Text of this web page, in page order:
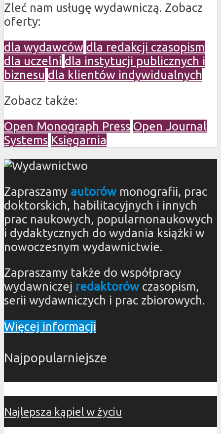
Zleć nam usługę wydawniczą. Zobacz
oferty:
dla wydawców dla redakcji czasopism
dla uczelni dla instytucji publicznych i
biznesu dla klientów indywidualnych
Zobacz także:
Open Monograph Press Open Journal
Systems Księgarnia
Zapraszamy autorówmonografii, prac
doktorskich, habilitacyjnych i innych
prac naukowych, popularnonaukowych
i dydaktycznych do wydania książki w
nowoczesnym wydawnictwie.
Zapraszamy także do współpracy
wydawniczej redaktorówczasopism,
serii wydawniczych i prac zbiorowych.
Więcej informacji
Najpopularniejsze
Najlepsza kąpiel w życiu